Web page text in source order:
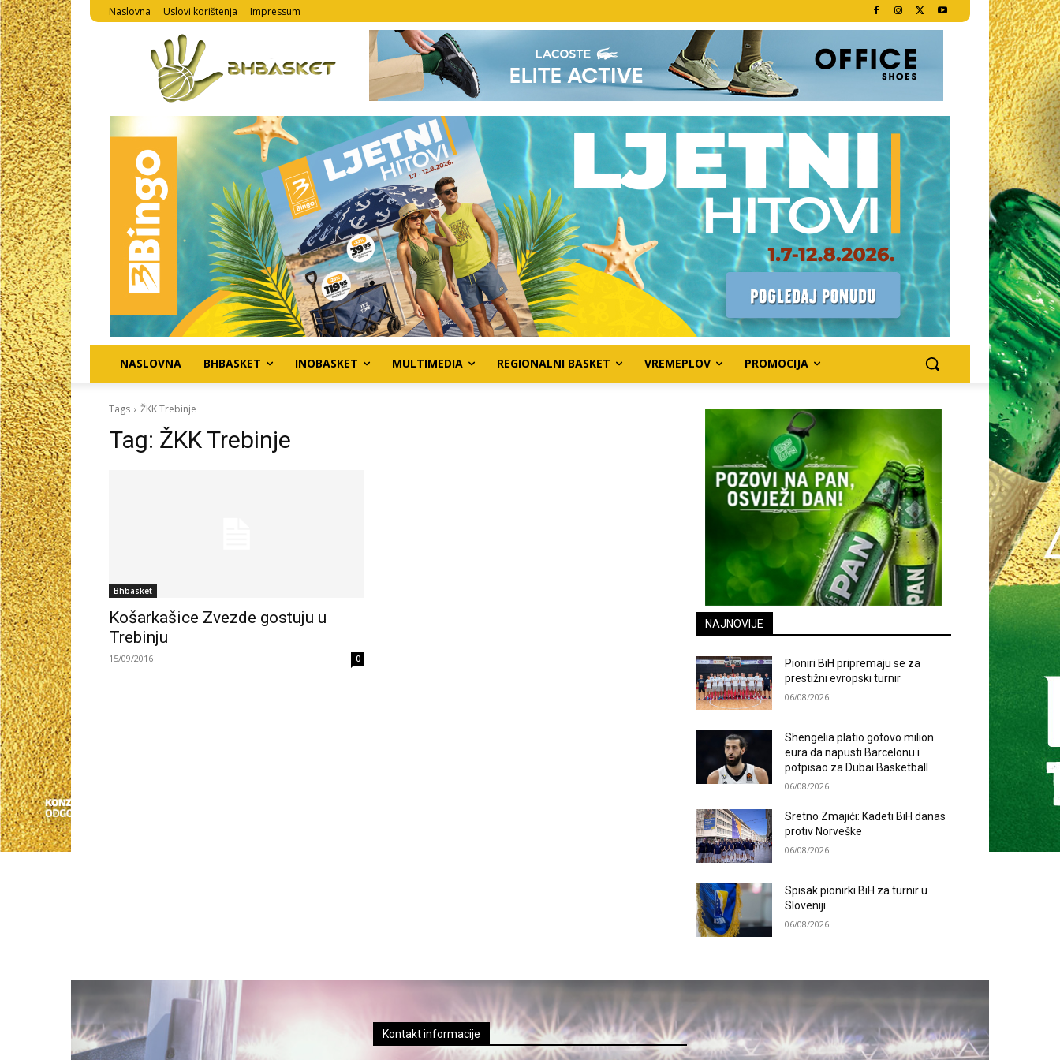
Naslovna Uslovi korištenja Impressum
NASLOVNA BHBASKET INOBASKET MULTIMEDIA REGIONALNI BASKET VREMEPLOV PROMOCIJA
Tags ŽKK Trebinje
Tag: ŽKK Trebinje
Bhbasket
Košarkašice Zvezde gostuju u
Trebinju
15/09/2016 0
NAJNOVIJE
Pioniri BiH pripremaju se za
prestižni evropski turnir
06/08/2026
Shengelia platio gotovo milion
eura da napusti Barcelonu i
potpisao za Dubai Basketball
06/08/2026
Sretno Zmajići: Kadeti BiH danas
protiv Norveške
06/08/2026
Spisak pionirki BiH za turnir u
Sloveniji
06/08/2026
Kontakt informacije